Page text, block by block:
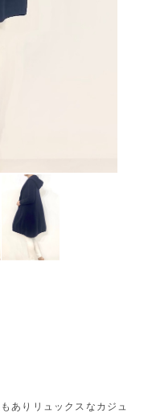
ありリュックスなカジュ